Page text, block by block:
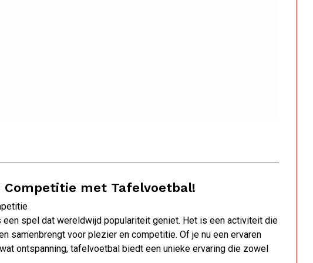
Competitie met Tafelvoetbal!
spel dat wereldwijd populariteit geniet. Het is een activiteit die
samenbrengt voor plezier en competitie. Of je nu een ervaren
ontspanning, tafelvoetbal biedt een unieke ervaring die zowel